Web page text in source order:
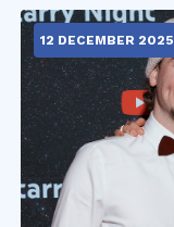
12 DECEMBER 2025